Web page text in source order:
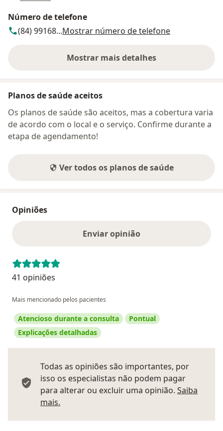
Número de telefone
(84) 99168...Mostrar número de telefone
Mostrar mais detalhes
sobre o endereço
Planos de saúde aceitos
Os planos de saúde são aceitos, mas a cobertura varia
de acordo com o local e o serviço. Confirme durante a
etapa de agendamento!
Ver todos os planos de saúde
Opiniões
Enviar opinião
41 opiniões
Mais mencionado pelos pacientes
Atencioso durante a consulta
Pontual
Explicações detalhadas
Todas as opiniões são importantes, por
isso os especialistas não podem pagar
para alterar ou excluir uma opinião. Saiba
mais.